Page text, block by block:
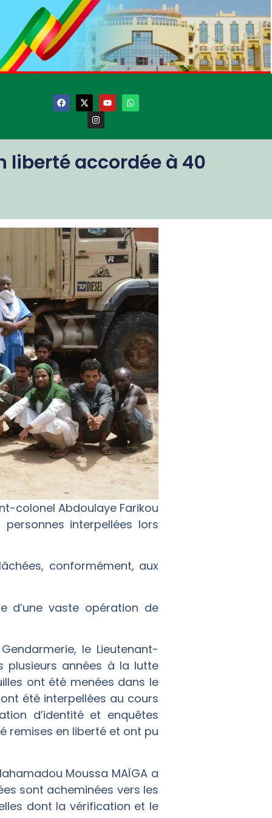
liberté accordée à 40
colonel Abdoulaye Farikou
interpellées lors
conformément, aux
d’une vaste opération de
le Lieutenant-
plusieurs années à la lutte
ont été menées dans le
ont été interpellées au cours
d’identité et enquêtes
remises en liberté et ont pu
Moussa MAÏGA a
sont acheminées vers les
dont la vérification et le